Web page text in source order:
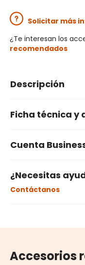
Solicitar más
¿Te interesan los
recomendados
Descripción
Ficha técnica y
Cuenta
¿Necesitas
Contáctanos
Accesorios